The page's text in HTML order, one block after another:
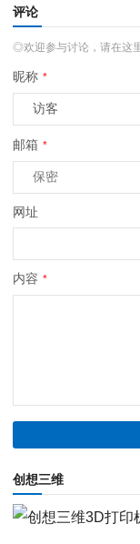
评论
◎欢迎参与讨论，请在这
昵称 *
邮箱 *
网址
内容 *
创想三维